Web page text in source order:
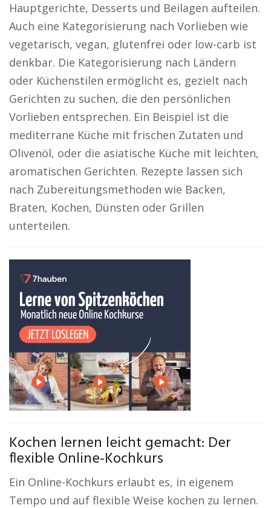
Hauptgerichte, Desserts und Beilagen aufteilen.
Auch eine Kategorisierung nach Vorlieben wie
vegetarisch, vegan, glutenfrei oder low-carb ist
denkbar. Die Kategorisierung nach Ländern
oder Küchenstilen ermöglicht es, gezielt nach
Gerichten zu suchen, die den persönlichen
Vorlieben entsprechen. Ein Beispiel ist die
mediterrane Küche mit frischen Zutaten und
Olivenöl, oder die asiatische Küche mit leichten,
aromatischen Gerichten. Rezepte lassen sich
nach Zubereitungsmethoden wie Backen,
Braten, Kochen, Dünsten oder Grillen
unterteilen.
Kochen lernen leicht gemacht: Der
flexible Online-Kochkurs
Ein Online-Kochkurs erlaubt es, in eigenem
Tempo und auf flexible Weise kochen zu lernen.